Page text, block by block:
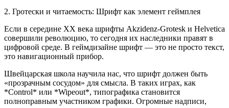
2. Гротески и читаемость: Шрифт как элемент геймплея
Если в середине XX века шрифты Akzidenz-Grotesk и Helvetica
совершили революцию, то сегодня их наследники правят в
цифровой среде. В геймдизайне шрифт — это не просто текст,
это навигационный прибор.
Швейцарская школа научила нас, что шрифт должен быть
«прозрачным сосудом» для смысла. В таких играх, как
*Control* или *Wipeout*, типографика становится
полноправным участником графики. Огромные надписи,